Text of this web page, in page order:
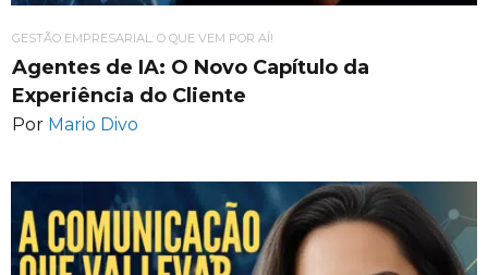
GESTÃO EMPRESARIAL: O QUE VEM POR AÍ!
Agentes de IA: O Novo Capítulo da
Experiência do Cliente
Por Mario Divo